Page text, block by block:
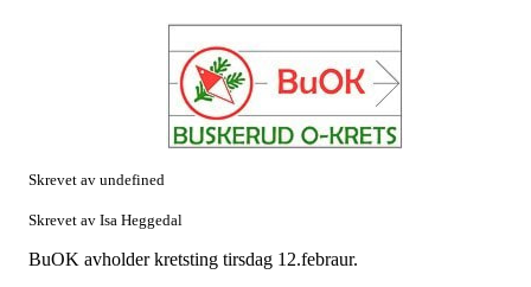
Skrevet av undefined
Skrevet av Isa Heggedal
BuOK avholder kretsting tirsdag 12.febraur.